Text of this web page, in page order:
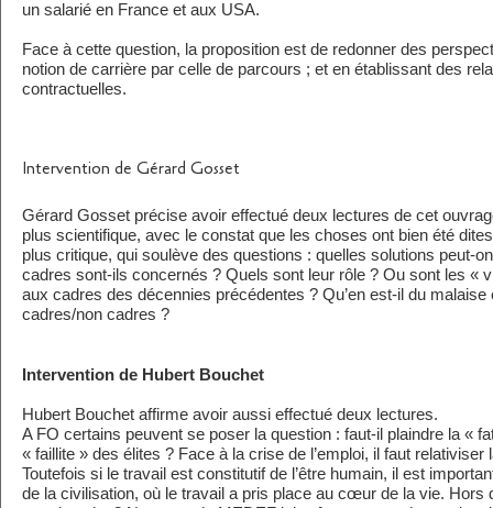
un salarié en France et aux USA.
Face à cette question, la proposition est de redonner des
notion de carrière par celle de parcours ; et en établissant des
contractuelles.
Intervention de Gérard Gosset
Gérard Gosset précise avoir effectué deux lectures de cet
plus scientifique, avec le constat que les choses ont bien été
plus critique, qui soulève des questions : quelles solutions peut-
cadres sont-ils concernés ? Quels sont leur rôle ? Ou sont les «
aux cadres des décennies précédentes ? Qu’en est-il du
cadres/non cadres ?
Intervention de Hubert Bouchet
Hubert Bouchet affirme avoir aussi effectué deux lectures.
A FO certains peuvent se poser la question : faut-il plaindre la «
« faillite » des élites ? Face à la crise de l’emploi, il faut relativiser
Toutefois si le travail est constitutif de l’être humain, il est
de la civilisation, où le travail a pris place au cœur de la vie. Hors